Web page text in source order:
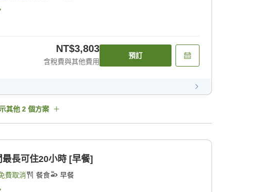
NT$3,803
含稅費與其他費用
預訂
其他 2 個方案
長可住20小時 [早餐]
費取消 餐食 早餐